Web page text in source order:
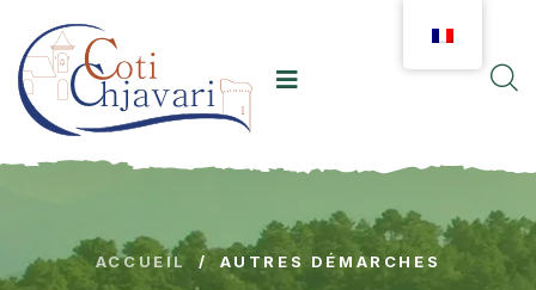
ACCUEIL / AUTRES DÉMARCHES